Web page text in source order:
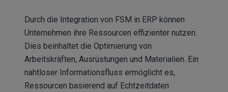
Durch die Integration von FSM in ERP können
Unternehmen ihre Ressourcen effizienter nutzen.
Dies beinhaltet die Optimierung von
Arbeitskräften, Ausrüstungen und Materialien. Ein
nahtloser Informationsfluss ermöglicht es,
Ressourcen basierend auf Echtzeitdaten